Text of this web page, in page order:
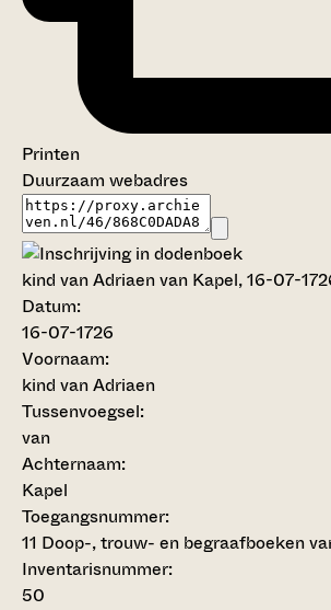
Printen
Duurzaam webadres
kind van Adriaen van Kapel, 16-07-
Datum:
16-07-1726
Voornaam:
kind van Adriaen
Tussenvoegsel:
van
Achternaam:
Kapel
Toegangsnummer:
11 Doop-, trouw- en begraafboeken
Inventarisnummer:
50